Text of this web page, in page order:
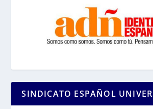
SINDICATO ESPAÑOL